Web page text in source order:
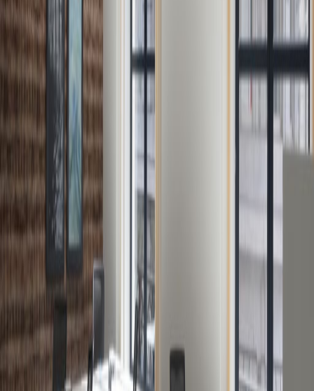
Kantoorruimte Berchem
Auderghem Kantoorruimte
Drogenbos
Kantoorruimte
Brussels
Kantoorruimte Diegem
Zaventem Kantoorruimte Groot-
Bijgaarden
Kantoorruimte
Vilvoorde
Kantoorruimte Brussels
Kantoorruimte
MechelenKantoorruimte Leuven
Kantoorruimte
Kantoorruimte ANTWERP
Coworking ruimte in de buurt
Coworkingruimte Berchem
Auderghem Coworkingruimte
Drogenbos Coworkingruimte
Brussels Coworkingruimte
Coworkingruimte
Zaventem
Coworkingruimte Groot-
Bijgaarden Coworkingruimte
Vilvoorde
Coworkingruimte
Brussels
Coworkingruimte
Mechelen
Coworkingruimte
Leuven
Coworkingruimte Aalst Coworkingruimte